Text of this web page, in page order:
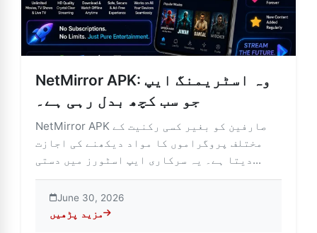
NetMirror APK: وہ اسٹریمنگ ایپ
جو سب کچھ بدل رہی ہے۔
NetMirror APK صارفین کو بغیر کسی رکنیت کے
مختلف پروگراموں کا مواد دیکھنے کی اجازت
دیتا ہے۔ یہ سرکاری ایپ اسٹورز میں دستی...
June 30, 2026
مزید پڑھیں